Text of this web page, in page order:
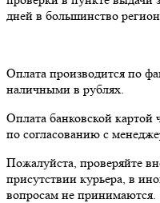
дней в большинство
Оплата производится по
наличными в рублях.
Оплата банковской картой
по согласованию с
Пожалуйста, проверяйте
присутствии курьера, в
вопросам не принимаются.